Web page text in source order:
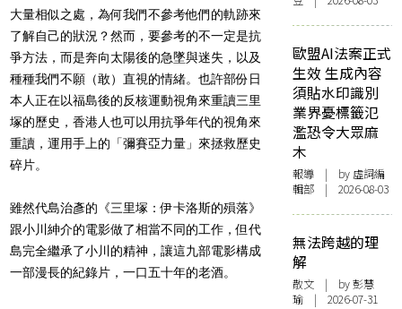
大量相似之處，為何我們不參考他們的軌跡來
了解自己的狀況？然而，要參考的不一定是抗
爭方法，而是奔向太陽後的急墜與迷失，以及
種種我們不願（敢）直視的情緒。也許部份日
本人正在以福島後的反核運動視角來重讀三里
塚的歷史，香港人也可以用抗爭年代的視角來
重讀，運用手上的「彌賽亞力量」來拯救歷史
碎片。
雖然代島治彥的《三里塚：伊卡洛斯的殞落》
跟小川紳介的電影做了相當不同的工作，但代
島完全繼承了小川的精神，讓這九部電影構成
一部漫長的紀錄片，一口五十年的老酒。
歐盟AI法案正式
生效 生成內容
須貼水印識別
業界憂標籤氾
濫恐令大眾麻
木
報導 | by 虛詞編
輯部 | 2026-08-03
無法跨越的理
解
散文 | by 彭慧
瑜 | 2026-07-31